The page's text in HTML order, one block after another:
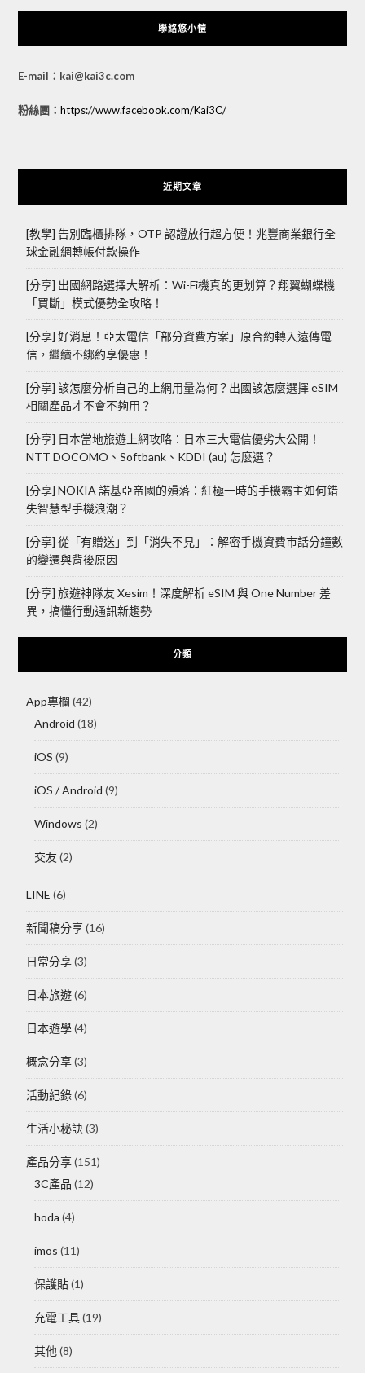
聯絡悠小愷
E-mail：kai@kai3c.com
粉絲團： https://www.facebook.com/Kai3C/
近期文章
[教學] 告別臨櫃排隊，OTP 認證放行超方便！兆豐商業銀行全
球金融網轉帳付款操作
[分享] 出國網路選擇大解析：Wi-Fi機真的更划算？翔翼蝴蝶機
「買斷」模式優勢全攻略！
[分享] 好消息！亞太電信「部分資費方案」原合約轉入遠傳電
信，繼續不綁約享優惠！
[分享] 該怎麼分析自己的上網用量為何？出國該怎麼選擇 eSIM
相關產品才不會不夠用？
[分享] 日本當地旅遊上網攻略：日本三大電信優劣大公開！
NTT DOCOMO、Softbank、KDDI (au) 怎麼選？
[分享] NOKIA 諾基亞帝國的殞落：紅極一時的手機霸主如何錯
失智慧型手機浪潮？
[分享] 從「有贈送」到「消失不見」：解密手機資費市話分鐘數
的變遷與背後原因
[分享] 旅遊神隊友 Xesim！深度解析 eSIM 與 One Number 差
異，搞懂行動通訊新趨勢
分類
App專欄 (42)
Android (18)
iOS (9)
iOS / Android (9)
Windows (2)
交友 (2)
LINE (6)
新聞稿分享(16)
日常分享(3)
日本旅遊(6)
日本遊學(4)
概念分享(3)
活動紀錄(6)
生活小秘訣(3)
產品分享(151)
3C產品 (12)
hoda (4)
imos (11)
保護貼(1)
充電工具(19)
其他 (8)